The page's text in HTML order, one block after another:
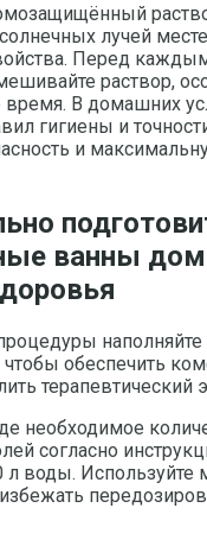
лучей
Перед
раствор,
время. В домашних
гигиены и
и
ванны
наполняйте
чтобы обеспечить
терапевтический
необходимое
согласно
л воды. Используйте